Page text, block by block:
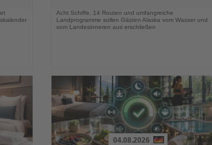
Acht Schiffe, 14 Routen und umfangreiche
Landprogramme sollen Gästen Alaska vom Wasser und
vom Landesinneren aus erschließen
04.08.2026